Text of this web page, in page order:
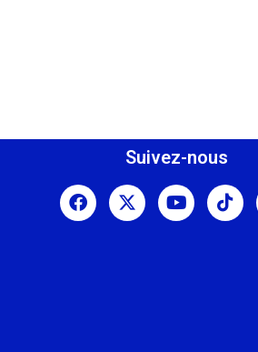
Suivez-nous